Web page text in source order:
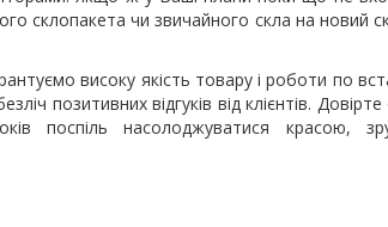
склопакета чи звичайного скла на новий
високу якість товару і роботи по
позитивних відгуків від клієнтів. Довірте
поспіль насолоджуватися красою,